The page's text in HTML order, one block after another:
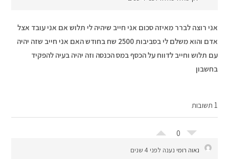
אני רוצה לברר מאיזה סכום אני חייב שיהיה לי תלוש אם אני עובד אצל
אדם והוא משלם לי בסביבות 2500 שח בחודש האם אני חייב שזה יהיה
עם תלוש וחייב לדווח על הכסף במס הכנסה וזה יהיה בעיה להפקיד
בחשבון
1 תשובות
0
נאוה רומי נענה לפני 4 שנים